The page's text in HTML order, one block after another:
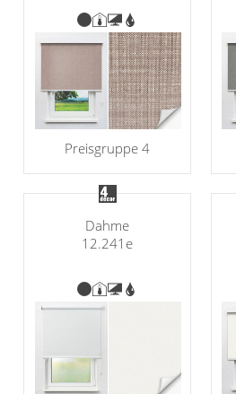
Preisgruppe 4
Dahme
12.241e